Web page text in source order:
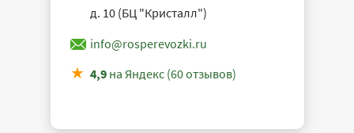
д. 10 (БЦ "Кристалл")
info@rosperevozki.ru
4,9на Яндекс (60 отзывов)